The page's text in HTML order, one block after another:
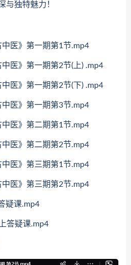
与独特魅力！
医》第一期第1节.mp4
医》第一期第2节(上) .mp4
医》第一期第2节(下) .mp4
医》第一期第3节.mp4
医》第二期第1节.mp4
医》第二期第2节.mp4
医》第三期第1节.mp4
医》第三期第2节.mp4
疑课.mp4
答疑课.mp4